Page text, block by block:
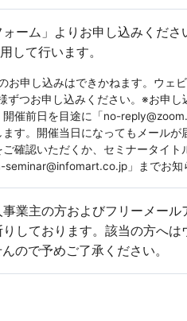
ォーム」よりお申し込みくだ
して行います。
お申し込みはできかねます。ウェ
ずつお申し込みください。※お申し
開催前日を目途に「no-
す。開催当日になってもメールが
確認いただくか、セミナータイト
」までお知
業主の方およびフリーメール
しております。該当の方へは
ので予めご了承ください。